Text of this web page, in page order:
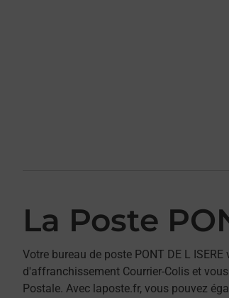
La Poste
Votre bureau de poste PONT DE L
d'affranchissement Courrier-Colis et
Postale. Avec laposte.fr, vous pouvez